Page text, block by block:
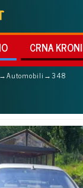
CRNA
Automobili →348